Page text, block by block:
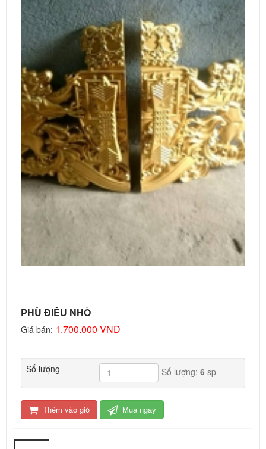
PHÙ ĐIÊU NHỎ
Giá bán: 1.700.000 VND
Số lượng Số lượng:6 sp
Thêm vào giỏ Mua ngay